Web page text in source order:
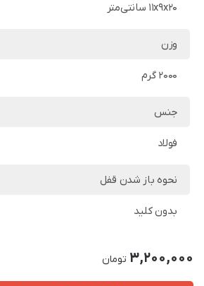
11x9x20 سانتی‌متر
وزن
2000 گرم
جنس
فولاد
نحوه باز شدن قفل
بدون کلید
3,200,000 تومان